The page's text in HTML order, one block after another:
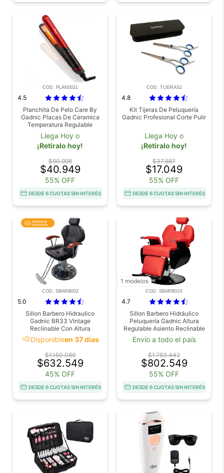
COD. PLAN0021
4.5
Planchita De Pelo Care By
Gadnic Placas De Ceramica
Temperatura Regulable
Display Digital
Llega Hoy o
¡Retiralo hoy!
$90.998
$40.949
55% OFF
DESDE 6 CUOTAS SIN INTERÉS
COD. TIJERAS2
4.8
Kit Tijeras De Peluquería
Gadnic Profesional Corte Pulir
Llega Hoy o
¡Retiralo hoy!
$37.887
$17.049
55% OFF
DESDE 6 CUOTAS SIN INTERÉS
COD. SBARB002
5.0
Sillon Barbero Hidraulico
Gadnic BR33 Vintage
Reclinable Con Altura
Regulable Giro 360° Para
Barberia Y Peluqueria
acuteDisponibleen 37 días
$1.150.089
$632.549
45% OFF
DESDE 6 CUOTAS SIN INTERÉS
1 modelos
COD. SBARB01X
4.7
Sillon Barbero Hidráulico
Peluquería Gadnic Altura
Regulable Asiento Reclinable
Giro 360
Envío a todo el país
$1.783.442
$802.549
55% OFF
DESDE 6 CUOTAS SIN INTERÉS